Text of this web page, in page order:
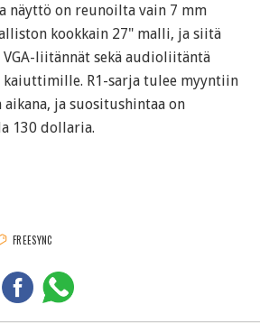
näyttö on reunoilta vain 7 mm
kookkain 27" malli, ja siitä
VGA-liitännät sekä audioliitäntä
kaiuttimille. R1-sarja tulee myyntiin
aikana, ja suositushintaa on
130 dollaria.
FREESYNC